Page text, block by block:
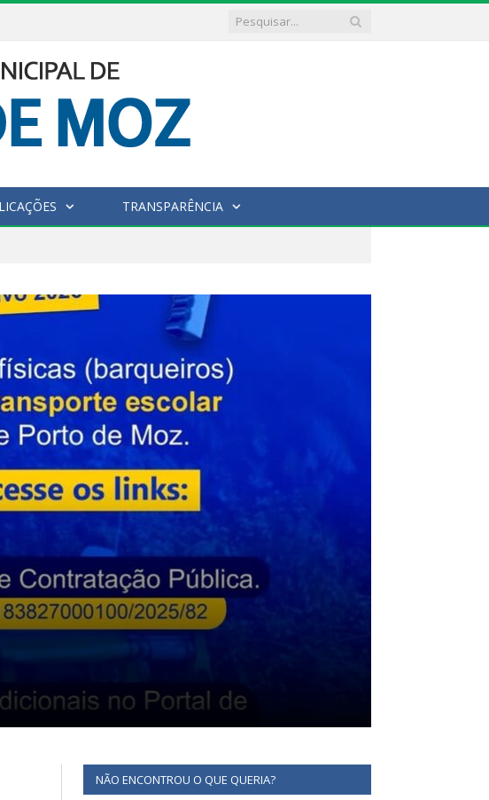
TRANSPARÊNCIA
NÃO ENCONTROU O QUE QUERIA?